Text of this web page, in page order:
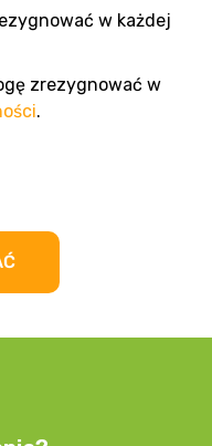
w każdej
zrezygnować w
.